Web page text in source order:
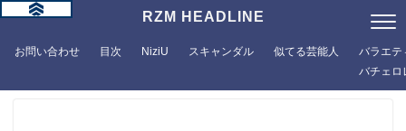
RZM HEADLINE
お問い合わせ 目次 NiziU スキャンダル 似てる芸能人
バラエテ
バチェロ